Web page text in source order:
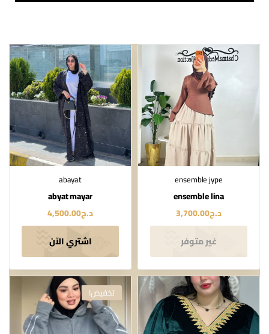
ensemble jype
ensemble lina
د.ج3,700.00
غير متوفر
abayat
abyat mayar
د.ج4,500.00
اشتري الآن
تخفيض!